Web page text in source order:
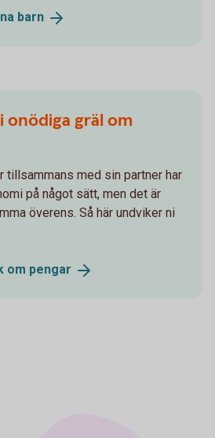
barn
onödiga gräl om
tillsammans med sin partner har
på något sätt, men det är
överens. Så här undviker ni
om pengar